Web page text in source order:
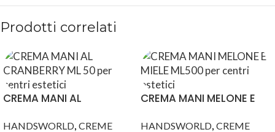
Prodotti correlati
CREMA MANI AL
HANDSWORLD, CREME
CREMA MANI MELONE E
HANDSWORLD, CREME